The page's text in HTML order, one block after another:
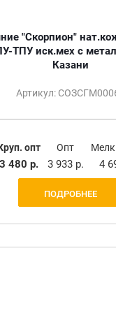
"Скорпион"
ТПУ иск.мех с
Казани
Артикул:
опт
3 480 р.
Опт
3 933 р. 4
ПОДРОБНЕЕ